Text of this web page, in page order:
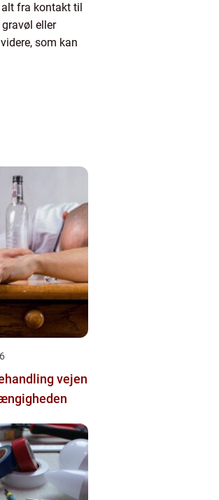
alt fra kontakt til
eller
som kan
vejen